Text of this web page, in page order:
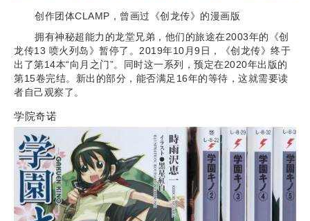
创作团体CLAMP，曾画过《创龙传》的漫画版
拥有神秘超能力的龙堂兄弟，他们的旅途在2003年的《创
龙传13 喷火列岛》暂停了。2019年10月9日，《创龙传》终于
出了第14本“向月之门”。同时这一系列，预定在2020年出版的
第15卷完结。新出的部分，能否满足16年的等待，这就需要读
者自己观察了。
学院奇诺